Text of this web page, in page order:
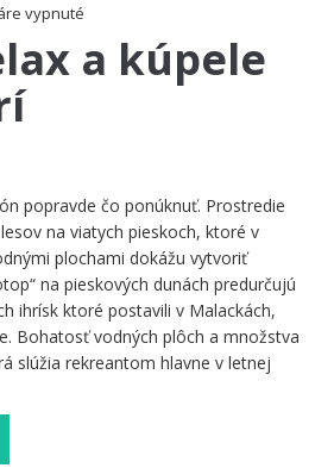
vypnuté
relax
a kúpele
popravde čo ponúknuť. Prostredie
na viatych pieskoch, ktoré v
plochami dokážu vytvoriť
na pieskových dunách predurčujú
ihrísk ktoré postavili v Malackách,
Bohatosť vodných plôch a množstva
slúžia rekreantom hlavne v letnej